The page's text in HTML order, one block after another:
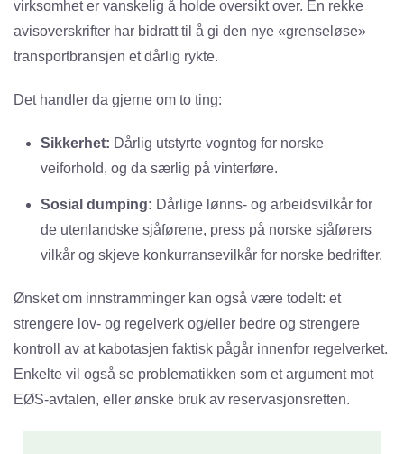
virksomhet er vanskelig å holde oversikt over. En rekke
avisoverskrifter har bidratt til å gi den nye «grenseløse»
transportbransjen et dårlig rykte.
Det handler da gjerne om to ting:
Sikkerhet: Dårlig utstyrte vogntog for norske
veiforhold, og da særlig på vinterføre.
Sosial dumping: Dårlige lønns- og arbeidsvilkår for
de utenlandske sjåførene, press på norske sjåførers
vilkår og skjeve konkurransevilkår for norske bedrifter.
Ønsket om innstramminger kan også være todelt: et
strengere lov- og regelverk og/eller bedre og strengere
kontroll av at kabotasjen faktisk pågår innenfor regelverket.
Enkelte vil også se problematikken som et argument mot
EØS-avtalen, eller ønske bruk av reservasjonsretten.